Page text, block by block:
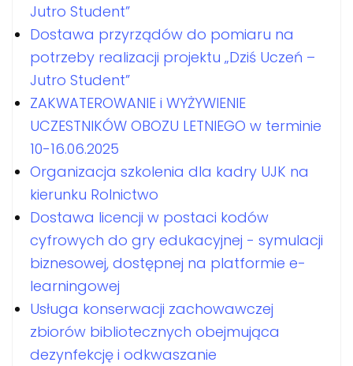
Jutro Student”
Dostawa przyrządów do pomiaru na
potrzeby realizacji projektu „Dziś Uczeń –
Jutro Student”
ZAKWATEROWANIE i WYŻYWIENIE
UCZESTNIKÓW OBOZU LETNIEGO w terminie
10-16.06.2025
Organizacja szkolenia dla kadry UJK na
kierunku Rolnictwo
Dostawa licencji w postaci kodów
cyfrowych do gry edukacyjnej - symulacji
biznesowej, dostępnej na platformie e-
learningowej
Usługa konserwacji zachowawczej
zbiorów bibliotecznych obejmująca
dezynfekcję i odkwaszanie